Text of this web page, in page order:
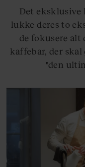
Det
lukke deres to
de fokusere alt
kaffebar, der
"den